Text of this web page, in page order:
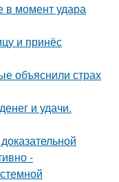
в момент удара
и принёс
объяснили страх
и удачи.
-